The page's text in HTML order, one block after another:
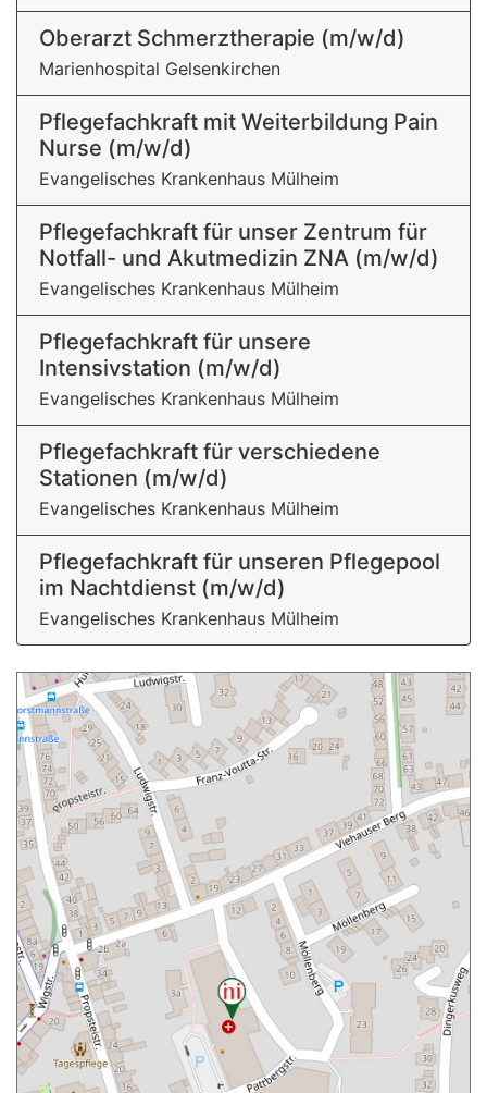
Oberarzt Schmerztherapie (m/w/d)
Marienhospital Gelsenkirchen
Pflegefachkraft mit Weiterbildung Pain
Nurse (m/w/d)
Evangelisches Krankenhaus Mülheim
Pflegefachkraft für unser Zentrum für
Notfall- und Akutmedizin ZNA (m/w/d)
Evangelisches Krankenhaus Mülheim
Pflegefachkraft für unsere
Intensivstation (m/w/d)
Evangelisches Krankenhaus Mülheim
Pflegefachkraft für verschiedene
Stationen (m/w/d)
Evangelisches Krankenhaus Mülheim
Pflegefachkraft für unseren Pflegepool
im Nachtdienst (m/w/d)
Evangelisches Krankenhaus Mülheim